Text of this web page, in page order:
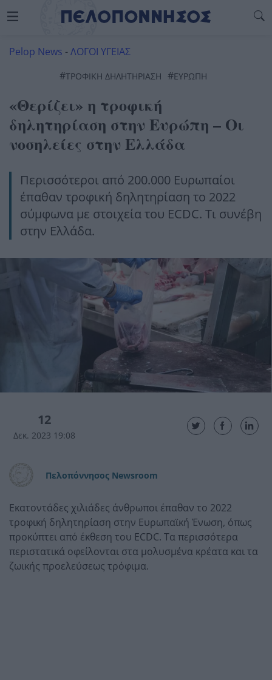
Pelop News -ΛΟΓΟΙ ΥΓΕΙΑΣ
#ΤΡΟΦΙΚΉ ΔΗΛΗΤΗΡΊΑΣΗ #ΕΥΡΏΠΗ
«Θερίζει» η τροφική
δηλητηρίαση στην Ευρώπη – Οι
νοσηλείες στην Ελλάδα
Περισσότεροι από 200.000 Ευρωπαίοι
έπαθαν τροφική δηλητηρίαση το 2022
σύμφωνα με στοιχεία του ECDC. Τι συνέβη
στην Ελλάδα.
12
Δεκ. 2023 19:08
Πελοπόννησος Newsroom
Εκατοντάδες χιλιάδες άνθρωποι έπαθαν το 2022
τροφική δηλητηρίαση στην Ευρωπαϊκή Ένωση, όπως
προκύπτει από έκθεση του ECDC. Τα περισσότερα
περιστατικά οφείλονται στα μολυσμένα κρέατα και τα
ζωικής προελεύσεως τρόφιμα.